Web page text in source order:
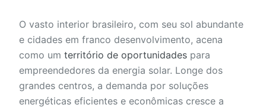
O vasto interior brasileiro, com seu sol abundante
e cidades em franco desenvolvimento, acena
como um território de oportunidades para
empreendedores da energia solar. Longe dos
grandes centros, a demanda por soluções
energéticas eficientes e econômicas cresce a